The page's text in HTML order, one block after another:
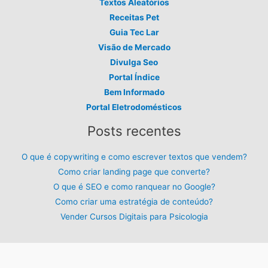
Textos Aleatórios
Receitas Pet
Guia Tec Lar
Visão de Mercado
Divulga Seo
Portal Índice
Bem Informado
Portal Eletrodomésticos
Posts recentes
O que é copywriting e como escrever textos que vendem?
Como criar landing page que converte?
O que é SEO e como ranquear no Google?
Como criar uma estratégia de conteúdo?
Vender Cursos Digitais para Psicologia